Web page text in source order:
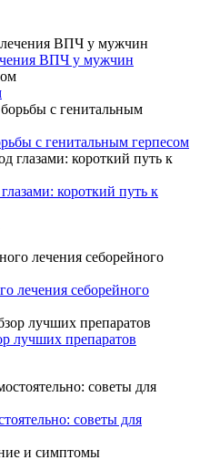
ВПЧ у мужчин
с генитальным герпесом
короткий путь к
лечения себорейного
лучших препаратов
советы для